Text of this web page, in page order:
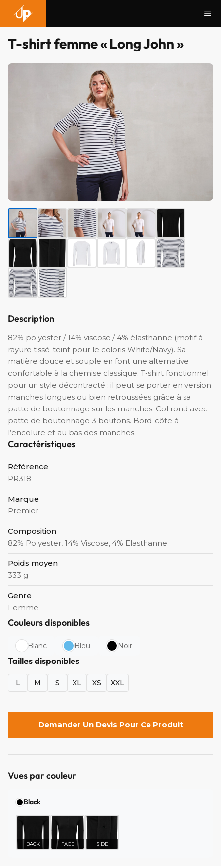
contenu
T-shirt femme « Long John »
Description
82% polyester / 14% viscose / 4% élasthanne (motif à
rayure tissé-teint pour le coloris White/Navy). Sa
matière douce et souple en font une alternative
confortable à la chemise classique. T-shirt fonctionnel
pour un style décontracté : il peut se porter en version
manches longues ou bien retroussées grâce à sa
patte de boutonnage sur les manches. Col rond avec
patte de boutonnage 3 boutons. Bord-côte à
l’encolure et au bas des manches.
Caractéristiques
Référence
PR318
Marque
Premier
Composition
82% Polyester, 14% Viscose, 4% Elasthanne
Poids moyen
333 g
Genre
Femme
Couleurs disponibles
Blanc Bleu Noir
Tailles disponibles
L M S XL XS XXL
Demander Un Devis Pour Ce Produit
Vues par couleur
Black
BACK FACE SIDE